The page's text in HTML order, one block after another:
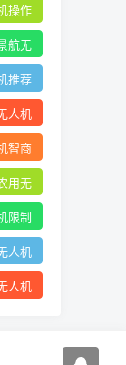
操作
航无
限公
首页
推荐
人机
智商
用无
限制
人机
人机